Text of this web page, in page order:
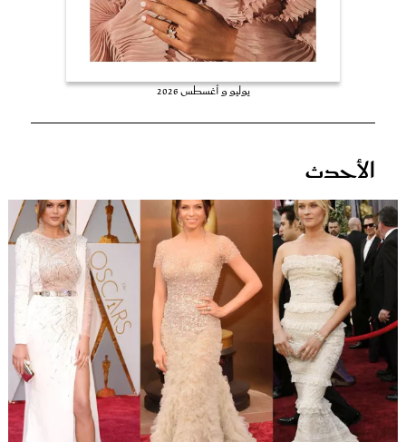
يوليو و أغسطس 2026
الأحدث
غلاف رفمي